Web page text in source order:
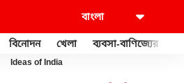
বিনোদন খেলা ব্যবসা-বাণিজ্যের
Ideas of India